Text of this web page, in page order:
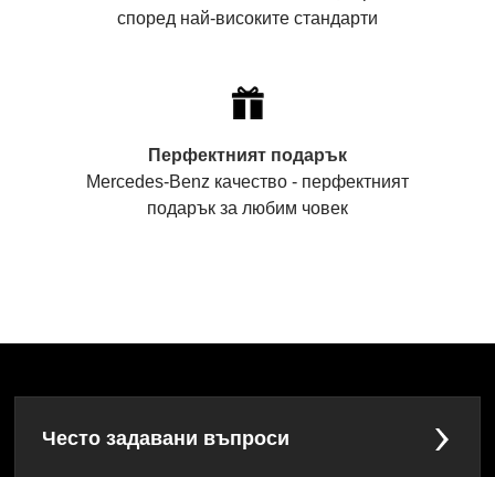
според най-високите стандарти
Перфектният подарък
Mercedes-Benz качество - перфектният
подарък за любим човек
Често задавани въпроси